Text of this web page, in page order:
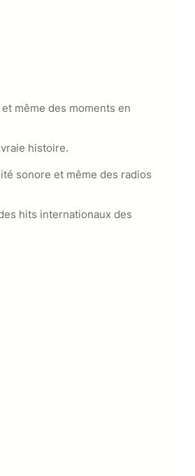
même des moments en
histoire.
sonore et même des radios
hits internationaux des